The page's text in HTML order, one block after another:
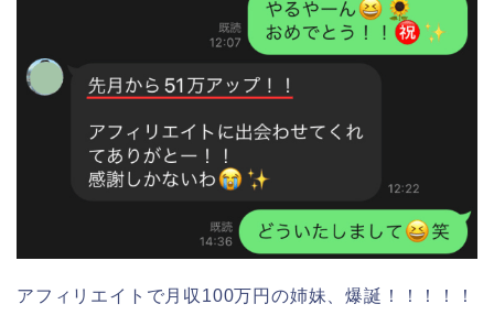
アフィリエイトで月収100万円の姉妹、爆誕！！！！！